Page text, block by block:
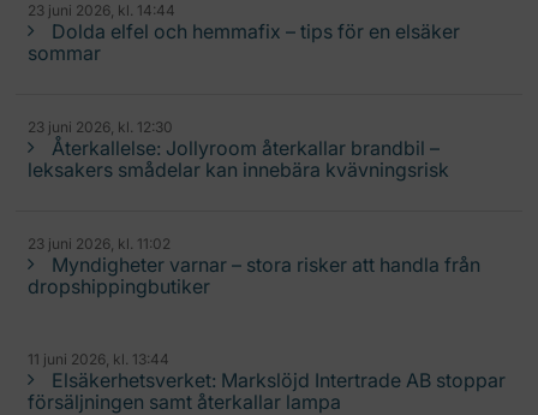
23 juni 2026, kl. 14:44
Dolda elfel och hemmafix – tips för en elsäker
sommar
23 juni 2026, kl. 12:30
Återkallelse: Jollyroom återkallar brandbil –
leksakers smådelar kan innebära kvävningsrisk
23 juni 2026, kl. 11:02
Myndigheter varnar – stora risker att handla från
dropshippingbutiker
11 juni 2026, kl. 13:44
Elsäkerhetsverket: Markslöjd Intertrade AB stoppar
försäljningen samt återkallar lampa